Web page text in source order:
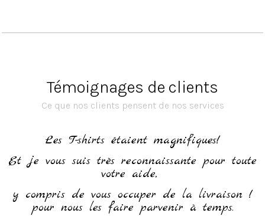
Témoignages de clients
Ce que nos clients pensent de nos services
Les T-shirts étaient magnifiques!
Et je vous suis très reconnaissante pour toute
votre aide,
y compris de vous occuper de la livraison !
pour nous les faire parvenir à temps.